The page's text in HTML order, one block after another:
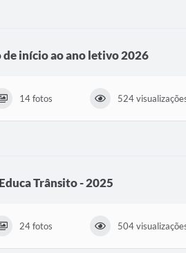
de início ao ano letivo 2026
14 fotos 524
Trânsito - 2025
24 fotos 504